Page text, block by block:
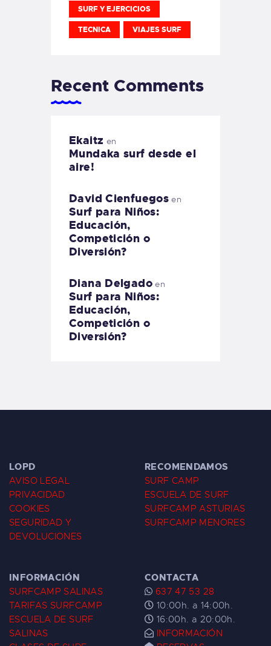
SURF Y EJERCICIOS
TECNICA VIAJES SURF
Recent Comments
Ekaitz en
Mundaka surf desde el
aire!
David Cienfuegos en
Surf para Niños:
Educación,
Competición o
Diversión?
Diana Delgadoen
Surf para Niños:
Educación,
Competición o
Diversión?
LOPD
AVISO LEGAL
PRIVACIDAD
COOKIES
SEGURIDAD Y
DEVOLUCIONES
RECOMENDAMOS
SURF CAMP
ESCUELA DE SURF
SURFCAMP ASTURIAS
SURFCAMP MENORES
INFORMACIÓN
SURFCAMP SALINAS
TARIFAS SURFCAMP
ESCUELA DE SURF
SALINAS
CONTACTA
637 47 53 28
10:00h. a 14:00h.
16:00h. a 20:00h.
INFORMACIÓN